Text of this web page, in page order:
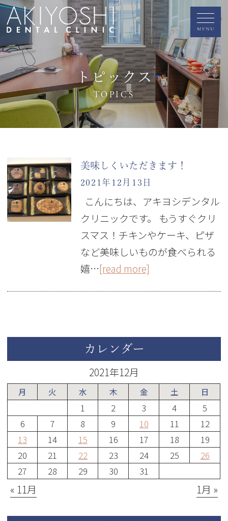
トピックス
TOPICS
美味しくいただきます！
2021年12月13日
こんにちは、アキヨシデンタル
クリニックです。 もうすぐクリ
スマス！チキンやケーキ、ピザ
など美味しいものが食べられる
嬉…[read more]
カレンダー
2021年12月
月 火 水 木 金 土 日
1 2 3 4
5
6
7 8 9 10 11
12
13
14 15 16 17 18
19
20
21 22 23 24 25
26
27
28 29 30 31
« 11月 1月 »